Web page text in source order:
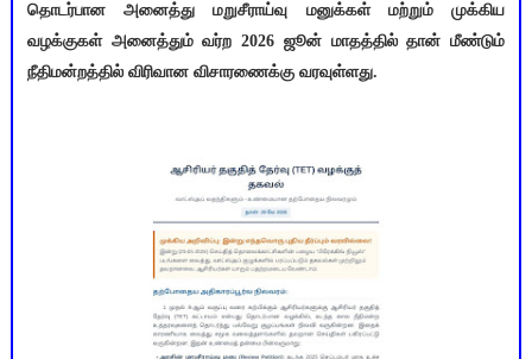
தொடர்பான அனைத்து மறுசீராய்வு மனுக்கள் மற்றும் முக்கிய
வழக்குகள் அனைத்தும் வர்ற 2026 ஜூன் மாதத்தில் தான் மீண்டும்
நீதிமன்றத்தில் விரிவான விசாரணைக்கு வரவுள்ளது.